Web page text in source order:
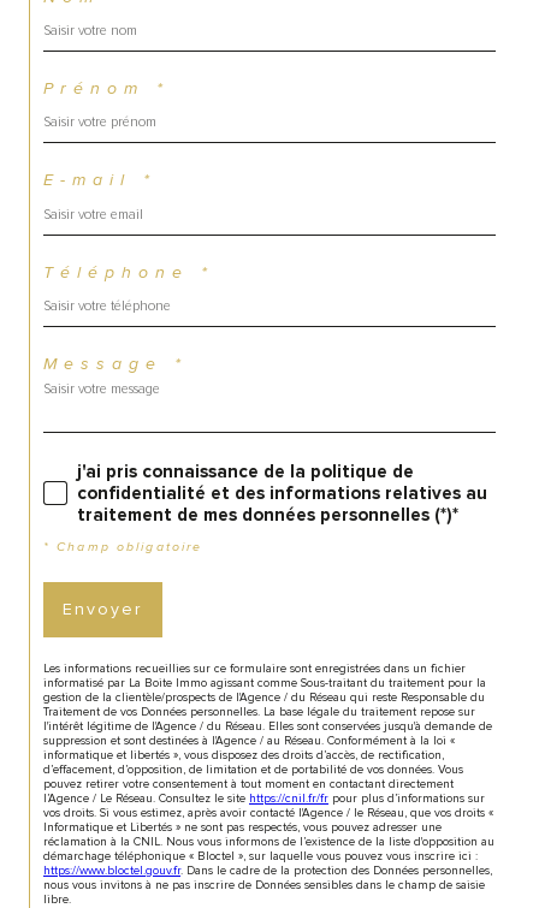
Prénom *
E-mail *
Téléphone *
Message *
j'ai pris connaissance de la politique de
confidentialité et des informations relatives au
traitement de mes données personnelles (*)*
* Champ obligatoire
Envoyer
Les informations recueillies sur ce formulaire sont enregistrées dans un fichier
informatisé par La Boite Immo agissant comme Sous-traitant du traitement pour la
gestion de la clientèle/prospects de l'Agence / du Réseau qui reste Responsable du
Traitement de vos Données personnelles. La base légale du traitement repose sur
l'intérêt légitime de l'Agence / du Réseau. Elles sont conservées jusqu'à demande de
suppression et sont destinées à l'Agence / au Réseau. Conformément à la loi «
informatique et libertés », vous disposez des droits d’accès, de rectification,
d’effacement, d’opposition, de limitation et de portabilité de vos données. Vous
pouvez retirer votre consentement à tout moment en contactant directement
l’Agence / Le Réseau. Consultez le site https://cnil.fr/fr pour plus d’informations sur
vos droits. Si vous estimez, après avoir contacté l'Agence / le Réseau, que vos droits «
Informatique et Libertés » ne sont pas respectés, vous pouvez adresser une
réclamation à la CNIL. Nous vous informons de l’existence de la liste d'opposition au
démarchage téléphonique « Bloctel », sur laquelle vous pouvez vous inscrire ici :
https://www.bloctel.gouv.fr. Dans le cadre de la protection des Données personnelles,
nous vous invitons à ne pas inscrire de Données sensibles dans le champ de saisie
libre.